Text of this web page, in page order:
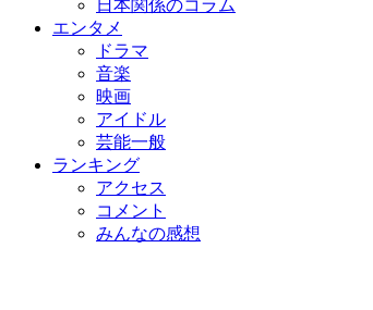
日本関係のコラム
エンタメ
ドラマ
音楽
映画
アイドル
芸能一般
ランキング
アクセス
コメント
みんなの感想